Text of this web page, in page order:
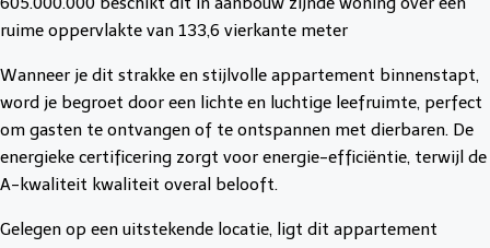
ruime oppervlakte van 133,6 vierkante meter
Wanneer je dit strakke en stijlvolle appartement binnenstapt,
word je begroet door een lichte en luchtige leefruimte, perfect
om gasten te ontvangen of te ontspannen met dierbaren. De
energieke certificering zorgt voor energie-efficiëntie, terwijl de
A-kwaliteit kwaliteit overal belooft.
Gelegen op een uitstekende locatie, ligt dit appartement